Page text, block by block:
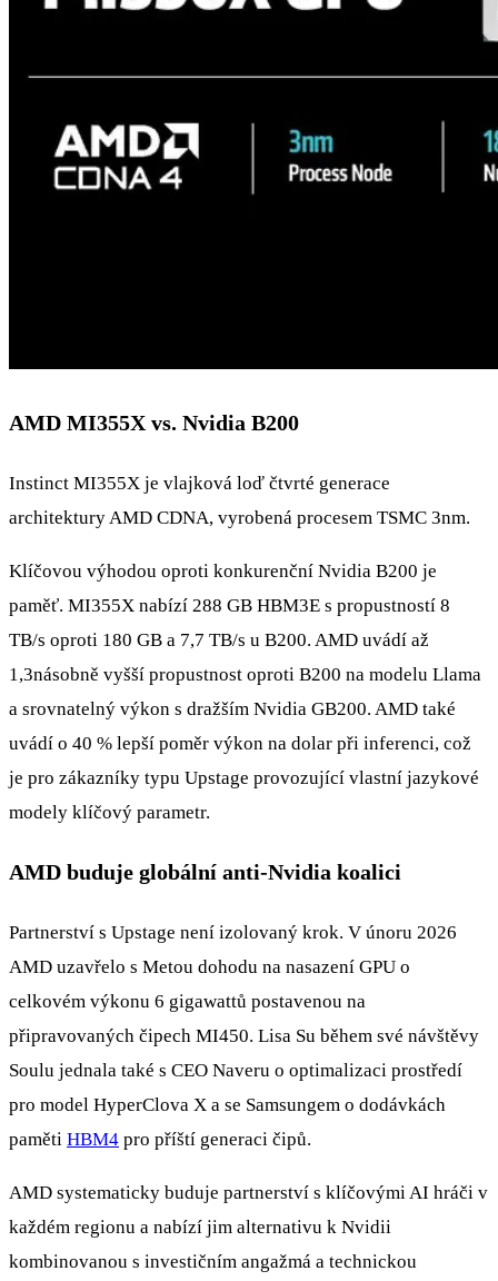
AMD MI355X vs. Nvidia B200
Instinct MI355X je vlajková loď čtvrté generace
architektury AMD CDNA, vyrobená procesem TSMC 3nm.
Klíčovou výhodou oproti konkurenční Nvidia B200 je
paměť. MI355X nabízí 288 GB HBM3E s propustností 8
TB/s oproti 180 GB a 7,7 TB/s u B200. AMD uvádí až
1,3násobně vyšší propustnost oproti B200 na modelu Llama
a srovnatelný výkon s dražším Nvidia GB200. AMD také
uvádí o 40 % lepší poměr výkon na dolar při inferenci, což
je pro zákazníky typu Upstage provozující vlastní jazykové
modely klíčový parametr.
AMD buduje globální anti-Nvidia koalici
Partnerství s Upstage není izolovaný krok. V únoru 2026
AMD uzavřelo s Metou dohodu na nasazení GPU o
celkovém výkonu 6 gigawattů postavenou na
připravovaných čipech MI450. Lisa Su během své návštěvy
Soulu jednala také s CEO Naveru o optimalizaci prostředí
pro model HyperClova X a se Samsungem o dodávkách
paměti HBM4 pro příští generaci čipů.
AMD systematicky buduje partnerství s klíčovými AI hráči v
každém regionu a nabízí jim alternativu k Nvidii
kombinovanou s investičním angažmá a technickou